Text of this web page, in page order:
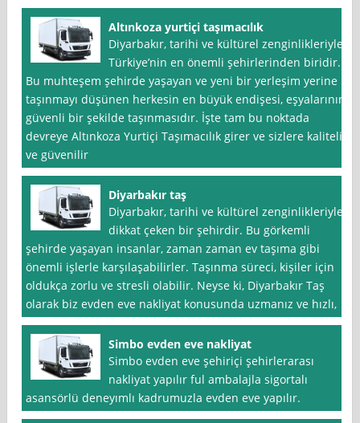
Altınkoza yurtiçi taşımacılık
Diyarbakır, tarihi ve kültürel zenginlikleriyle
Türkiye’nin en önemli şehirlerinden biridir.
Bu muhteşem şehirde yaşayan ve yeni bir yerleşim yerine
taşınmayı düşünen herkesin en büyük endişesi, eşyalarının
güvenli bir şekilde taşınmasıdır. İşte tam bu noktada
devreye Altınkoza Yurtiçi Taşımacılık girer ve sizlere kaliteli
ve güvenilir
Diyarbakır taş
Diyarbakır, tarihi ve kültürel zenginlikleriyle
dikkat çeken bir şehirdir. Bu görkemli
şehirde yaşayan insanlar, zaman zaman ev taşıma gibi
önemli işlerle karşılaşabilirler. Taşınma süreci, kişiler için
oldukça zorlu ve stresli olabilir. Neyse ki, Diyarbakır Taş
olarak biz evden eve nakliyat konusunda uzmanız ve hızlı,
Simbo evden eve nakliyat
Simbo evden eve şehiriçi şehirlerarası
nakliyat yapılır ful ambalajla sigortalı
asansörlü deneyımlı kadrumuzla evden eve yapılır.